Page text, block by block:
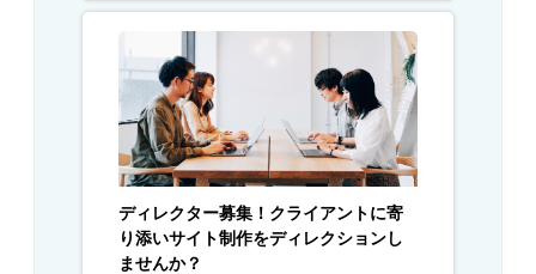
ディレクター募集！クライアントに寄
り添いサイト制作をディレクションし
ませんか？